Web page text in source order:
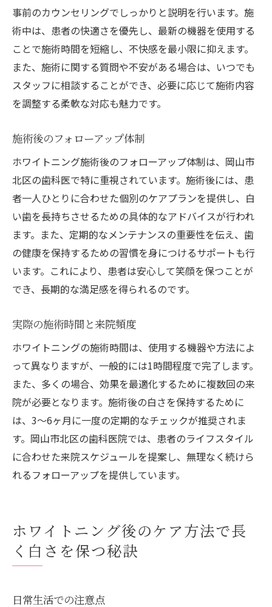
事前のカウンセリングでしっかりと説明を行います。施
術中は、患者の快適さを優先し、最新の機器を使用する
ことで施術時間を短縮し、不快感を最小限に抑えます。
また、施術に関する質問や不安がある場合は、いつでも
スタッフに相談することができ、必要に応じて施術内容
を調整する柔軟な対応も魅力です。
施術後のフォローアップ体制
ホワイトニング施術後のフォローアップ体制は、岡山市
北区の歯科医で特に重視されています。施術後には、患
者一人ひとりに合わせた個別のケアプランを提供し、白
い歯を長持ちさせるための具体的なアドバイスが行われ
ます。また、定期的なメンテナンスの重要性を伝え、歯
の健康を保持するための習慣を身につけるサポートも行
います。これにより、患者は安心して笑顔を保つことが
でき、長期的な満足感を得られるのです。
実際の施術時間と来院頻度
ホワイトニングの施術時間は、使用する機器や方法によ
って異なりますが、一般的には1時間程度で完了します。
また、多くの場合、効果を最適化するために複数回の来
院が必要となります。施術後の白さを保持するために
は、3～6ヶ月に一度の定期的なチェックが推奨されま
す。岡山市北区の歯科医院では、患者のライフスタイル
に合わせた来院スケジュールを提案し、無理なく続けら
れるフォローアップを提供しています。
ホワイトニング後のケア方法で長
く白さを保つ秘訣
日常生活での注意点